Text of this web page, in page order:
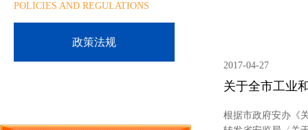
POLICIES AND REGULATIONS
政策法规
2017-04-27
关于全市工业
根据市政府安办《